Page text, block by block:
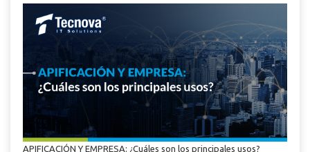
APIFICACIÓN Y EMPRESA: ¿Cuáles son los principales usos?